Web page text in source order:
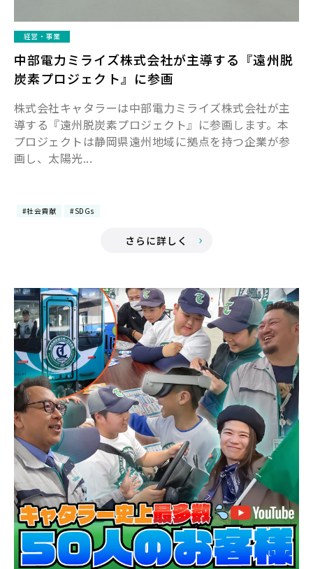
経営・事業
中部電力ミライズ株式会社が主導する『遠州脱
炭素プロジェクト』に参画
株式会社キャタラーは中部電力ミライズ株式会社が主
導する『遠州脱炭素プロジェクト』に参画します。本
プロジェクトは静岡県遠州地域に拠点を持つ企業が参
画し、太陽光...
#社会貢献 #SDGs
さらに詳しく